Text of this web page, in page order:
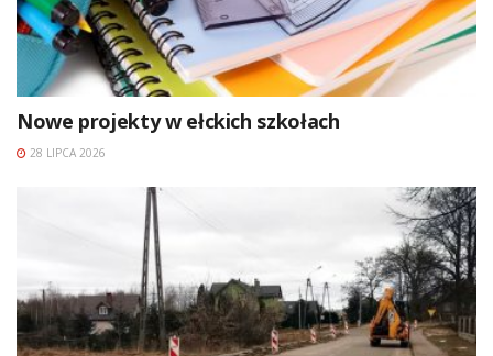
Nowe projekty w ełckich szkołach
28 LIPCA 2026